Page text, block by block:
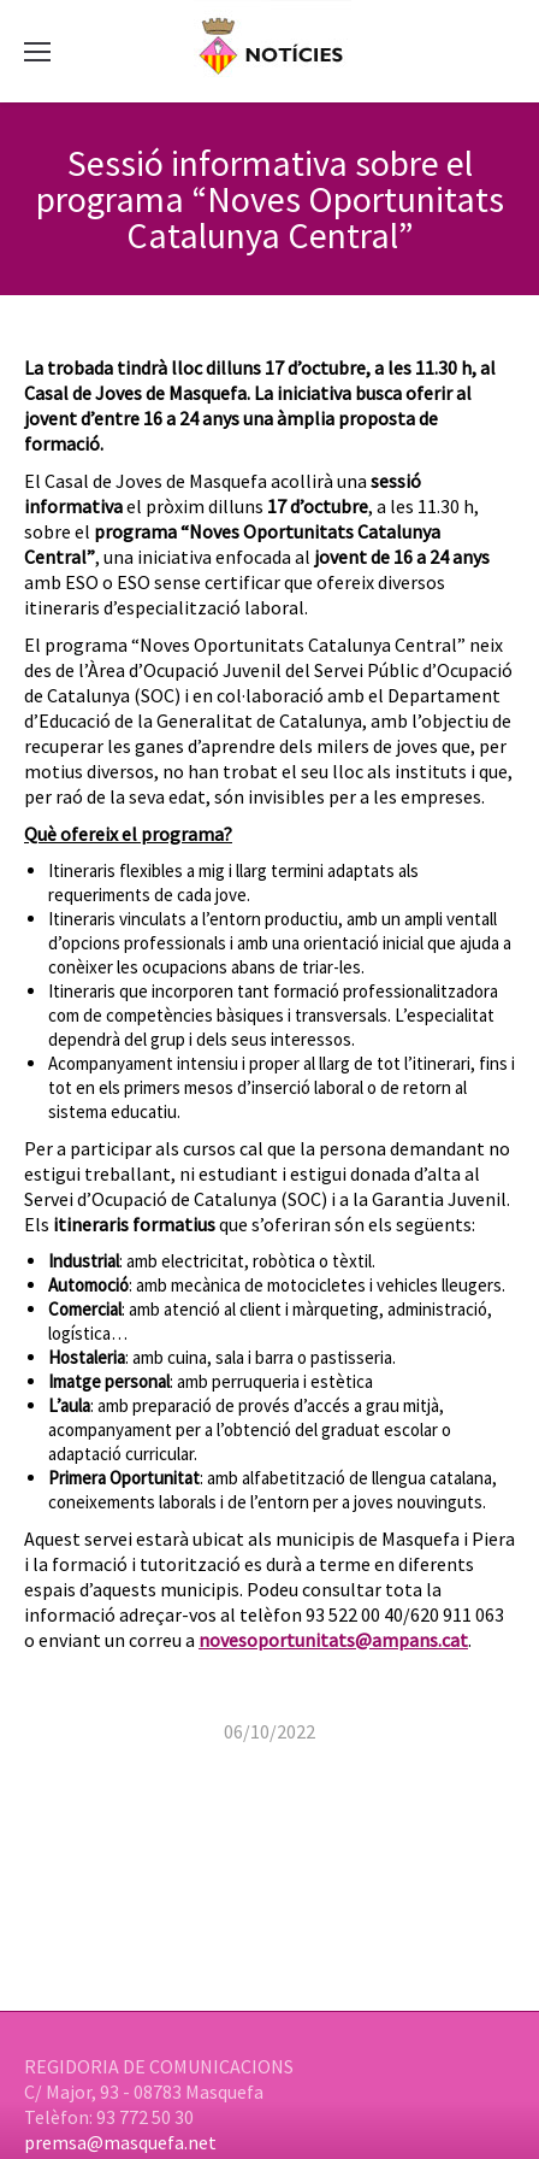
Sessió informativa sobre el
programa “Noves Oportunitats
Catalunya Central”
La trobada tindrà lloc dilluns 17 d’octubre, a les 11.30 h, al
Casal de Joves de Masquefa. La iniciativa busca oferir al
jovent d’entre 16 a 24 anys una àmplia proposta de
formació.
El Casal de Joves de Masquefa acollirà una sessió
informativael pròxim dilluns 17 d’octubre, a les 11.30 h,
sobre el programa “Noves Oportunitats Catalunya
Central”, una iniciativa enfocada al jovent de 16 a 24 anys
amb ESO o ESO sense certificar que ofereix diversos
itineraris d’especialització laboral.
El programa “Noves Oportunitats Catalunya Central” neix
des de l’Àrea d’Ocupació Juvenil del Servei Públic d’Ocupació
de Catalunya (SOC) i en col·laboració amb el Departament
d’Educació de la Generalitat de Catalunya, amb l’objectiu de
recuperar les ganes d’aprendre dels milers de joves que, per
motius diversos, no han trobat el seu lloc als instituts i que,
per raó de la seva edat, són invisibles per a les empreses.
Què ofereix el programa?
Itineraris flexibles a mig i llarg termini adaptats als
requeriments de cada jove.
Itineraris vinculats a l’entorn productiu, amb un ampli ventall
d’opcions professionals i amb una orientació inicial que ajuda a
conèixer les ocupacions abans de triar-les.
Itineraris que incorporen tant formació professionalitzadora
com de competències bàsiques i transversals. L’especialitat
dependrà del grup i dels seus interessos.
Acompanyament intensiu i proper al llarg de tot l’itinerari, fins i
tot en els primers mesos d’inserció laboral o de retorn al
sistema educatiu.
Per a participar als cursos cal que la persona demandant no
estigui treballant, ni estudiant i estigui donada d’alta al
Servei d’Ocupació de Catalunya (SOC) i a la Garantia Juvenil.
Els itineraris formatiusque s’oferiran són els següents:
Industrial: amb electricitat, robòtica o tèxtil.
Automoció: amb mecànica de motocicletes i vehicles lleugers.
Comercial: amb atenció al client i màrqueting, administració,
logística…
Hostaleria: amb cuina, sala i barra o pastisseria.
Imatge personal: amb perruqueria i estètica
L’aula: amb preparació de provés d’accés a grau mitjà,
acompanyament per a l’obtenció del graduat escolar o
adaptació curricular.
Primera Oportunitat: amb alfabetització de llengua catalana,
coneixements laborals i de l’entorn per a joves nouvinguts.
Aquest servei estarà ubicat als municipis de Masquefa i Piera
i la formació i tutorització es durà a terme en diferents
espais d’aquests municipis. Podeu consultar tota la
informació adreçar-vos al telèfon 93 522 00 40/620 911 063
o enviant un correu a novesoportunitats@ampans.cat.
06/10/2022
REGIDORIA DE COMUNICACIONS
C/ Major, 93 - 08783 Masquefa
Telèfon: 93 772 50 30
premsa@masquefa.net